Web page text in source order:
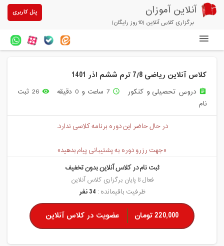
آنلاین آموزان
برگزاری کلاس آنلاین (10روز رایگان)
پنل کاربری
آزمون های آنلاین
درباره ما
کلاس آنلاین ریاضی 7/8 ترم ششم اذر 1401
assignment دروس تحصیلی و کنکور access_time 7 ساعت و 0 دقیقه remove_red_eye
26 ثبت
نام
در حال حاضر این دوره برنامه کلاسی ندارد.
«جهت رزرو دوره به پشتیبانی پیام بدهید»
ثبت نام در کلاس آنلاین بدون تخفیف
فعال تا پایان برگزاری کلاس آنلاین
ظرفیت باقیمانده : 34 نفر
220,000 تومان عضویت در کلاس آنلاین